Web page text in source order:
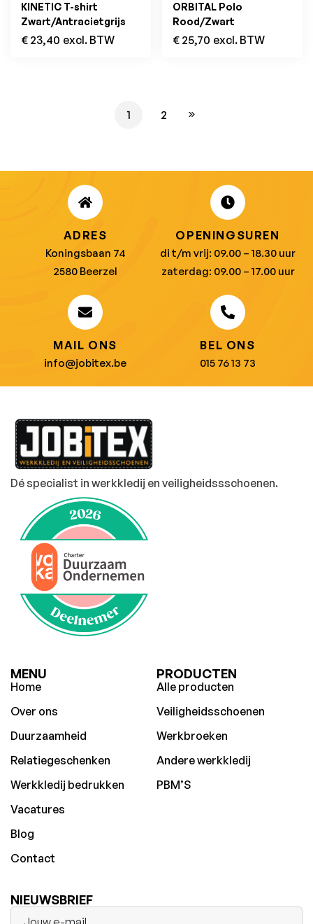
KINETIC T-shirt
Zwart/Antracietgrijs
€ 23,40 excl. BTW
ORBITAL Polo
Rood/Zwart
€ 25,70 excl. BTW
1 2
ADRES
Koningsbaan 74
2580 Beerzel
OPENINGSUREN
di t/m vrij: 09.00 – 18.30 uur
zaterdag: 09.00 – 17.00 uur
MAIL ONS
info@jobitex.be
BEL ONS
015 76 13 73
Dé specialist in werkkledij en veiligheidssschoenen.
MENU
Home
Over ons
Duurzaamheid
Relatiegeschenken
Werkkledij bedrukken
Vacatures
Blog
Contact
PRODUCTEN
Alle producten
Veiligheidsschoenen
Werkbroeken
Andere werkkledij
PBM’S
NIEUWSBRIEF